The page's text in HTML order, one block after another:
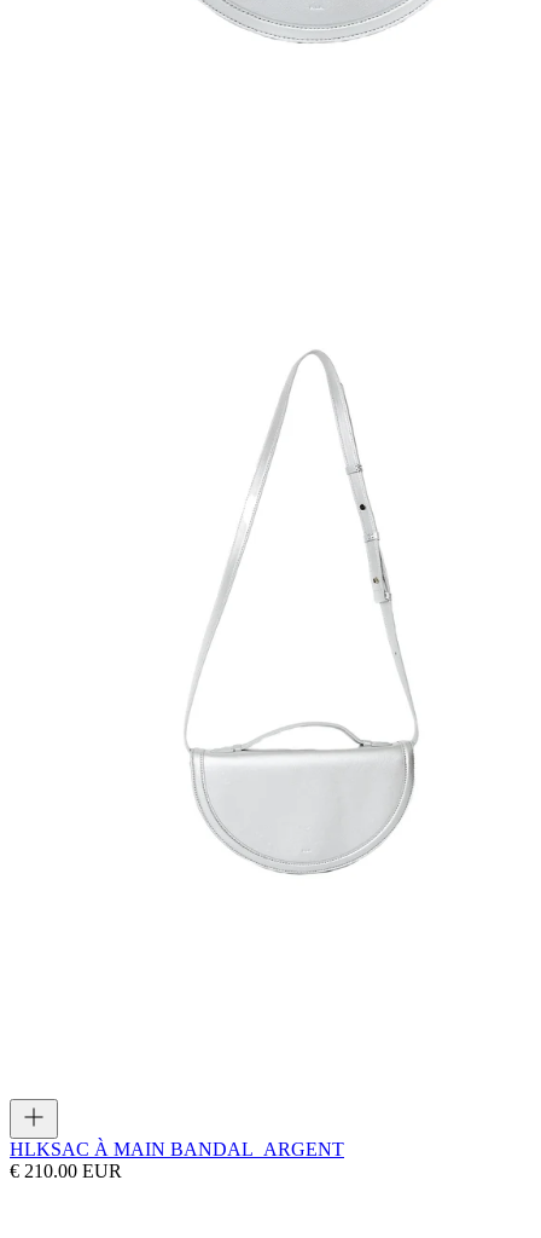
HLKSAC À MAIN BANDAL_ARGENT
€ 210.00 EUR